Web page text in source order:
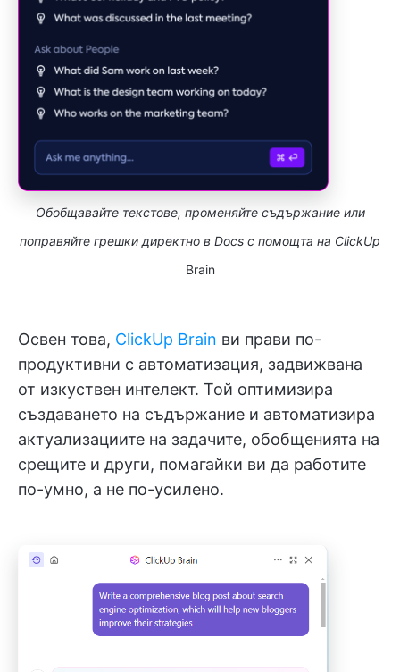
Обобщавайте текстове, променяйте съдържание или
поправяйте грешки директно в Docs с помощта на ClickUp
Brain
Освен това, ClickUp Brain ви прави по-
продуктивни с автоматизация, задвижвана
от изкуствен интелект. Той оптимизира
създаването на съдържание и автоматизира
актуализациите на задачите, обобщенията на
срещите и други, помагайки ви да работите
по-умно, а не по-усилено.